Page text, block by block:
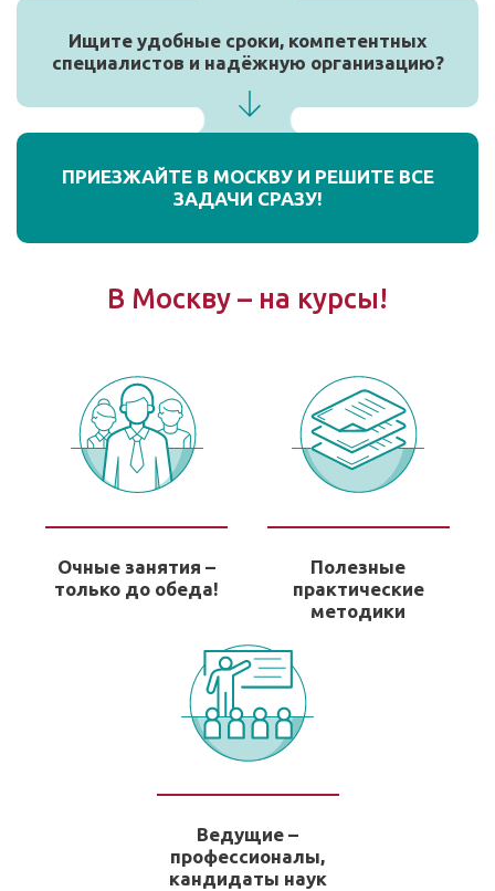
Ищите удобные сроки, компетентных
специалистов и надёжную организацию?
ПРИЕЗЖАЙТЕ В МОСКВУ И РЕШИТЕ ВСЕ
ЗАДАЧИ СРАЗУ!
В Москву – на курсы!
Очные занятия –
только до обеда!
Полезные
практические
методики
Ведущие –
профессионалы,
кандидаты наук